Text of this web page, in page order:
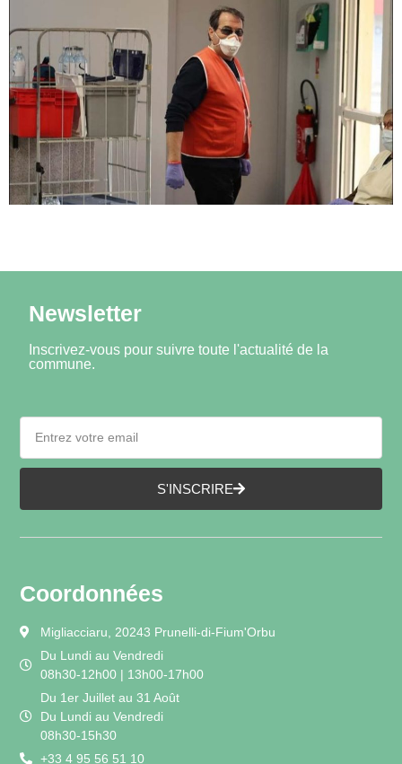
Newsletter
Inscrivez-vous pour suivre toute l'actualité de la
commune.
S'INSCRIRE
Coordonnées
Migliacciaru, 20243 Prunelli-di-Fium'Orbu
Du Lundi au Vendredi
08h30-12h00 | 13h00-17h00
Du 1er Juillet au 31 Août
Du Lundi au Vendredi
08h30-15h30
+33 4 95 56 51 10